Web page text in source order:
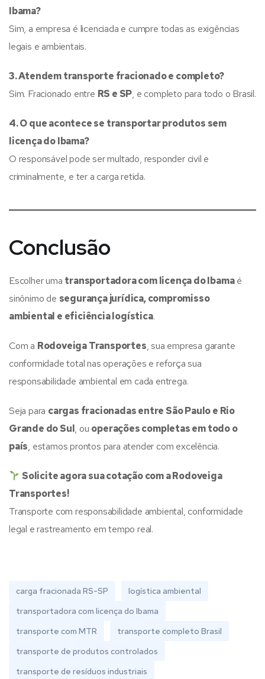
Ibama?
Sim, a empresa é licenciada e cumpre todas as exigências
legais e ambientais.
3. Atendem transporte fracionado e completo?
Sim. Fracionado entre RS e SP, e completo para todo o Brasil.
4. O que acontece se transportar produtos sem
licença do Ibama?
O responsável pode ser multado, responder civil e
criminalmente, e ter a carga retida.
Conclusão
Escolher uma transportadora com licença do Ibamaé
sinônimo de segurança jurídica, compromisso
ambiental e eficiência logística.
Com a Rodoveiga Transportes, sua empresa garante
conformidade total nas operações e reforça sua
responsabilidade ambiental em cada entrega.
Seja para cargas fracionadas entre São Paulo e Rio
Grande do Sul, ou operações completas em todo o
país, estamos prontos para atender com excelência.
Solicite agora sua cotação com a Rodoveiga
Transportes!
Transporte com responsabilidade ambiental, conformidade
legal e rastreamento em tempo real.
carga fracionada RS-SP
logística ambiental
transportadora com licença do Ibama
transporte com MTR
transporte completo Brasil
transporte de produtos controlados
transporte de resíduos industriais